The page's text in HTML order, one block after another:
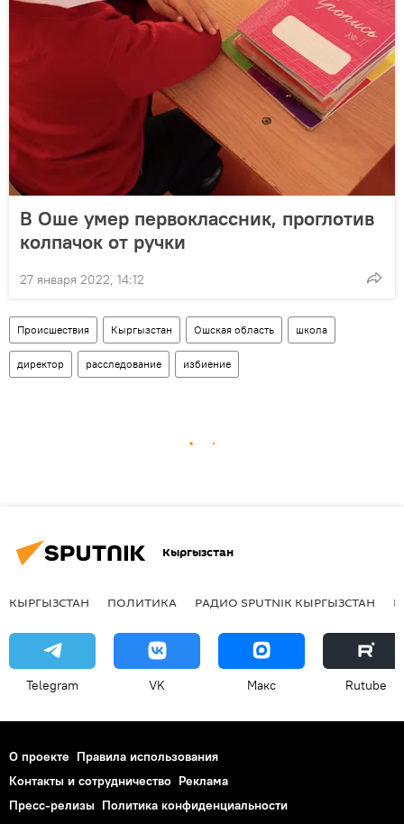
В Оше умер первоклассник, проглотив
колпачок от ручки
27 января 2022, 14:12
Происшествия Кыргызстан Ошская область школа
директор расследование избиение
Кыргызстан
КЫРГЫЗСТАН ПОЛИТИКА РАДИО SPUTNIK КЫРГЫЗСТАН
Telegram VK Макс Rutube
О проекте Правила использования
Контакты и сотрудничество Реклама
Пресс-релизы Политика конфиденциальности